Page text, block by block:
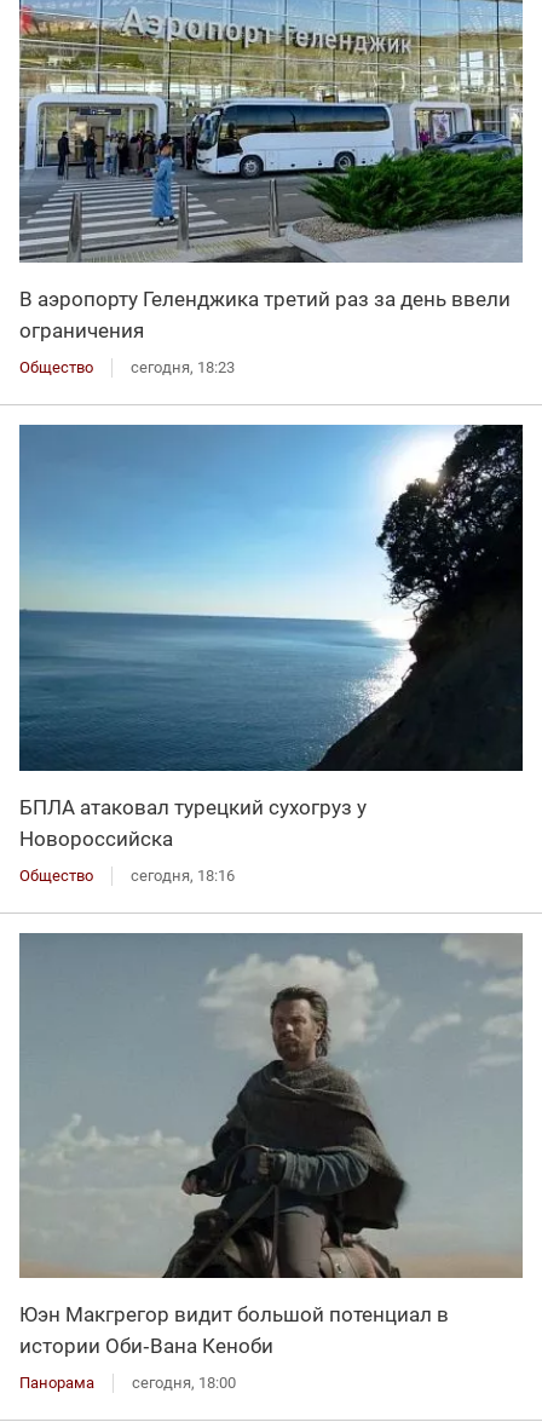
В аэропорту Геленджика третий раз за день ввели
ограничения
Общество сегодня, 18:23
БПЛА атаковал турецкий сухогруз у
Новороссийска
Общество сегодня, 18:16
Юэн Макгрегор видит большой потенциал в
истории Оби‑Вана Кеноби
Панорама сегодня, 18:00